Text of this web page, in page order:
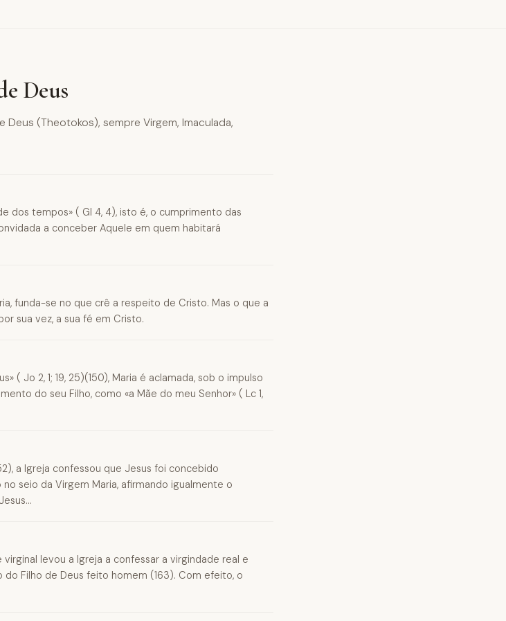
Deus
Deus (Theotokos), sempre Virgem, Imaculada,
dos tempos» ( Gl 4, 4), isto é, o cumprimento das
a conceber Aquele em quem habitará
funda-se no que crê a respeito de Cristo. Mas o que a
sua vez, a sua fé em Cristo.
( Jo 2, 1; 19, 25)(150), Maria é aclamada, sob o impulso
do seu Filho, como «a Mãe do meu Senhor» ( Lc 1,
a Igreja confessou que Jesus foi concebido
seio da Virgem Maria, afirmando igualmente o
levou a Igreja a confessar a virgindade real e
Filho de Deus feito homem (163). Com efeito, o